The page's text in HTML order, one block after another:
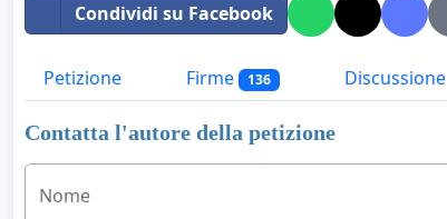
Condividi su Facebook
Petizione Firme 136 Discussione
Contatta l'autore della petizione
Nome